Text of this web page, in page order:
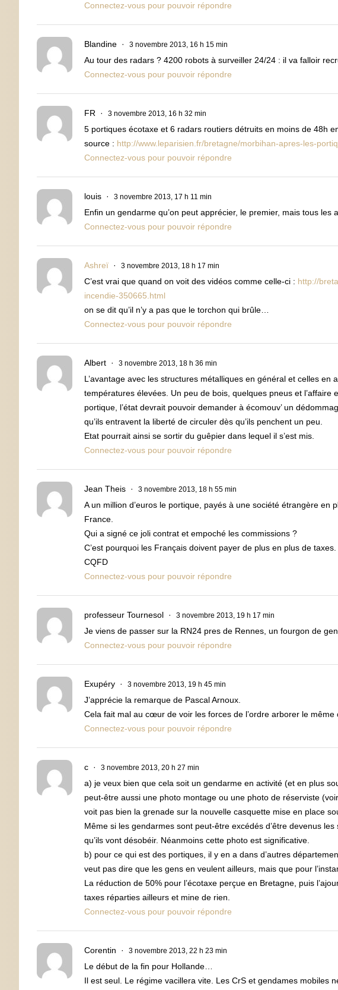
Connectez-vous pour pouvoir répondre
Blandine 3 novembre 2013, 16 h 15 min
Au tour des radars ? 4200 robots à surveiller 24/24 : il va falloir
Connectez-vous pour pouvoir répondre
FR 3 novembre 2013, 16 h 32 min
5 portiques écotaxe et 6 radars routiers détruits en moins de 48h
source : http://www.leparisien.fr/bretagne/morbihan-apres-les-
Connectez-vous pour pouvoir répondre
louis 3 novembre 2013, 17 h 11 min
Enfin un gendarme qu’on peut apprécier, le premier, mais tous les
Connectez-vous pour pouvoir répondre
Ashreï 3 novembre 2013, 18 h 17 min
C’est vrai que quand on voit des vidéos comme celle-ci : http://
incendie-350665.html
on se dit qu’il n’y a pas que le torchon qui brûle…
Connectez-vous pour pouvoir répondre
Albert 3 novembre 2013, 18 h 36 min
L’avantage avec les structures métalliques en général et celles en
températures élevées. Un peu de bois, quelques pneus et l’affaire
portique, l’état devrait pouvoir demander à écomouv’ un
qu’ils entravent la liberté de circuler dès qu’ils penchent un peu.
Etat pourrait ainsi se sortir du guêpier dans lequel il s’est mis.
Connectez-vous pour pouvoir répondre
Jean Theis 3 novembre 2013, 18 h 55 min
A un million d’euros le portique, payés à une société étrangère
France.
Qui a signé ce joli contrat et empoché les commissions ?
C’est pourquoi les Français doivent payer de plus en plus de taxes.
CQFD
Connectez-vous pour pouvoir répondre
professeur Tournesol 3 novembre 2013, 19 h 17 min
Je viens de passer sur la RN24 pres de Rennes, un fourgon de
Connectez-vous pour pouvoir répondre
Exupéry 3 novembre 2013, 19 h 45 min
J’apprécie la remarque de Pascal Arnoux.
Cela fait mal au cœur de voir les forces de l’ordre arborer le
Connectez-vous pour pouvoir répondre
c 3 novembre 2013, 20 h 27 min
a) je veux bien que cela soit un gendarme en activité (et en plus
peut-être aussi une photo montage ou une photo de réserviste
voit pas bien la grenade sur la nouvelle casquette mise en place
Même si les gendarmes sont peut-être excédés d’être devenus
qu’ils vont désobéir. Néanmoins cette photo est significative.
b) pour ce qui est des portiques, il y en a dans d’autres
veut pas dire que les gens en veulent ailleurs, mais que pour
La réduction de 50% pour l’écotaxe perçue en Bretagne, puis
taxes réparties ailleurs et mine de rien.
Connectez-vous pour pouvoir répondre
Corentin 3 novembre 2013, 22 h 23 min
Le début de la fin pour Hollande…
Il est seul. Le régime vacillera vite. Les CrS et gendames mobiles